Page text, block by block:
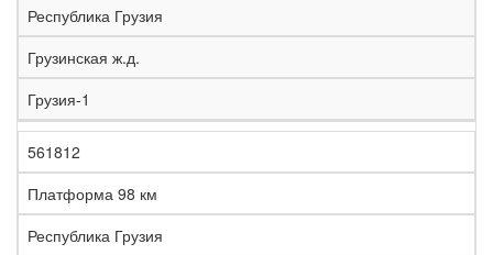
Республика Грузия
Грузинская ж.д.
Грузия-1
561812
Платформа 98 км
Республика Грузия